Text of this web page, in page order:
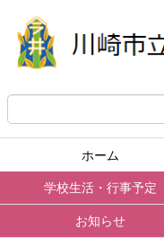
ホーム
学校生活・行事予定
お知らせ